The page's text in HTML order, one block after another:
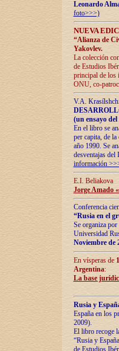
Leonardo
foto>>>)
NUEVA
“Alianza de
Yakovlev.
La colección
de Estudios
principal de los
ONU, co-
V.A.
(un ensayo
En el libro se
per capita, de
año 1990. Se
desventajas
información
E.I. Beliakova
Jorge Amado
Conferencia
“Rusia en el
Se organiza
Universidad
Noviembre de
En vísperas de
Argentina:
La base
Rusia y
España en los
2009).
El libro recoge
“Rusia y
de Estudios